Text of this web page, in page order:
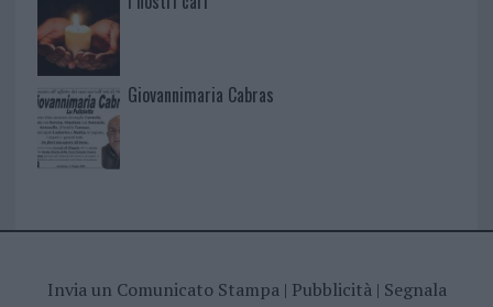
Giovannimaria Cabras
Invia un Comunicato Stampa| Pubblicità| Segnala